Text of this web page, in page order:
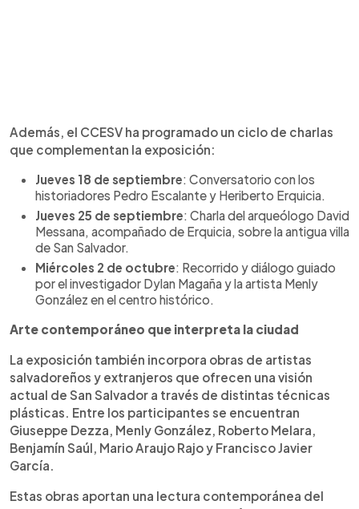
Además, el CCESV ha programado un ciclo de charlas
que complementan la exposición:
Jueves 18 de septiembre: Conversatorio con los
historiadores Pedro Escalante y Heriberto Erquicia.
Jueves 25 de septiembre: Charla del arqueólogo David
Messana, acompañado de Erquicia, sobre la antigua villa
de San Salvador.
Miércoles 2 de octubre: Recorrido y diálogo guiado
por el investigador Dylan Magaña y la artista Menly
González en el centro histórico.
Arte contemporáneo que interpreta la ciudad
La exposición también incorpora obras de artistas
salvadoreños y extranjeros que ofrecen una visión
actual de San Salvador a través de distintas técnicas
plásticas. Entre los participantes se encuentran
Giuseppe Dezza, Menly González, Roberto Melara,
Benjamín Saúl, Mario Araujo Rajo y Francisco Javier
García.
Estas obras aportan una lectura contemporánea del